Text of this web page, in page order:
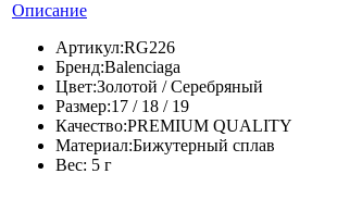
Описание
Артикул:RG226
Бренд:Balenciaga
Цвет:Золотой / Серебряный
Размер:17 / 18 / 19
Качество:PREMIUM QUALITY
Материал:Бижутерный сплав
Вес: 5 г